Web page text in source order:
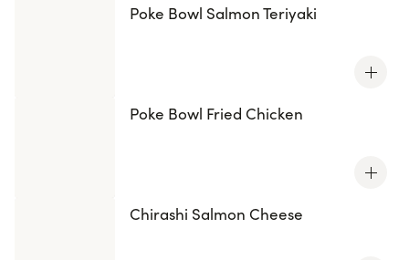
Poke Bowl Salmon Teriyaki
Poke Bowl Fried Chicken
Chirashi Salmon Cheese